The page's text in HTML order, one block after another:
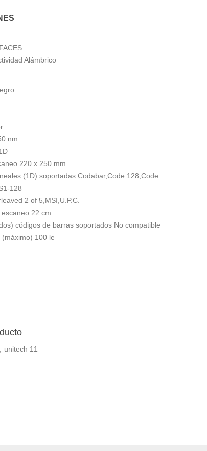
Alámbrico
nm
220 x 250 mm
(1D) soportadas Codabar,Code 128,Code
128
2 of 5,MSI,U.P.C.
22 cm
códigos de barras soportados No compatible
100 le
unitech 11